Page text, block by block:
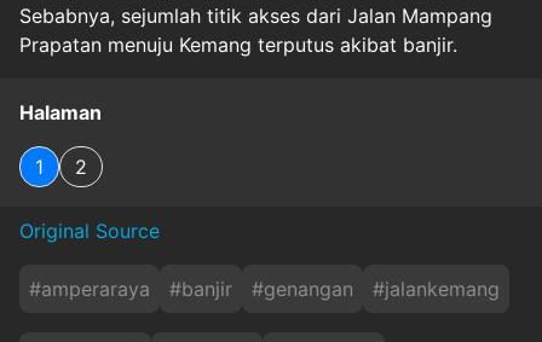
Sebabnya, sejumlah titik akses dari Jalan Mampang
Prapatan menuju Kemang terputus akibat banjir.
Halaman
1 2
Original Source
#amperaraya #banjir #genangan #jalankemang